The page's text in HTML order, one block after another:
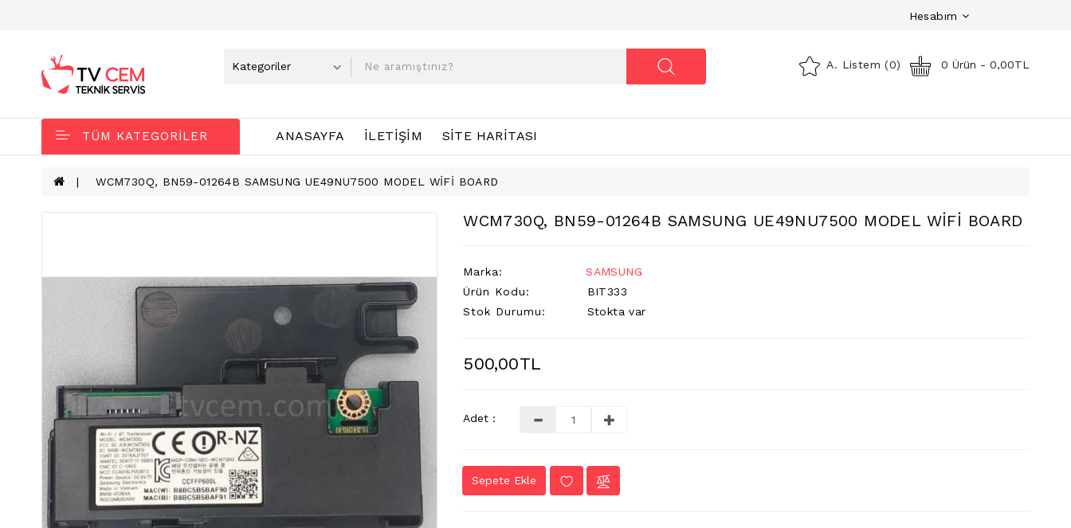
Hesabım
A. Listem (0) 0 Ürün - 0,00TL
TÜM KATEGORILER ANASAYFA İLETIŞIM SITE HARITASI
WCM730Q, BN59-01264B SAMSUNG UE49NU7500 MODEL WİFİ BOARD
WCM730Q, BN59-01264B SAMSUNG UE49NU7500 MODEL WİFİ BOARD
Marka:
SAMSUNG
Ürün Kodu:
BIT333
Stok Durumu:
Stokta var
500,00TL
Adet :
Sepete Ekle